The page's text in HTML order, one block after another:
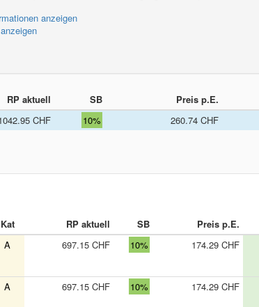
anzeigen
RP aktuell SB Preis p.E.
CHF 10% 260.74 CHF
Kat RP aktuell SB Preis p.E.
A 697.15 CHF 10% 174.29 CHF
A 697.15 CHF 10% 174.29 CHF